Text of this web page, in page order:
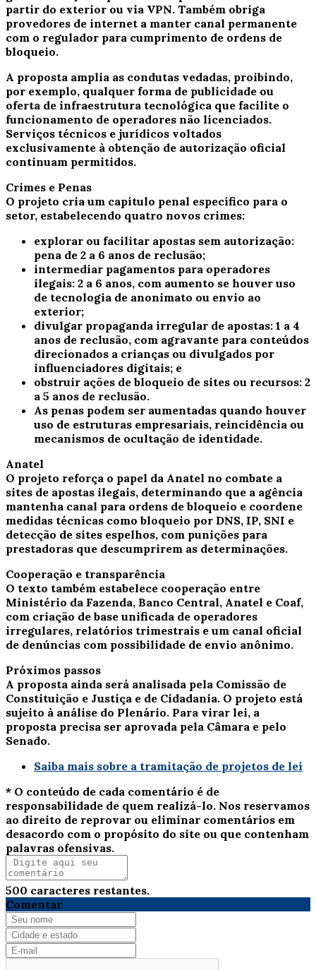
partir do exterior ou via VPN. Também obriga
provedores de internet a manter canal permanente
com o regulador para cumprimento de ordens de
bloqueio.
A proposta amplia as condutas vedadas, proibindo,
por exemplo, qualquer forma de publicidade ou
oferta de infraestrutura tecnológica que facilite o
funcionamento de operadores não licenciados.
Serviços técnicos e jurídicos voltados
exclusivamente à obtenção de autorização oficial
continuam permitidos.
Crimes e Penas
O projeto cria um capítulo penal específico para o
setor, estabelecendo quatro novos crimes:
explorar ou facilitar apostas sem autorização:
pena de 2 a 6 anos de reclusão;
intermediar pagamentos para operadores
ilegais: 2 a 6 anos, com aumento se houver uso
de tecnologia de anonimato ou envio ao
exterior;
divulgar propaganda irregular de apostas: 1 a 4
anos de reclusão, com agravante para conteúdos
direcionados a crianças ou divulgados por
influenciadores digitais; e
obstruir ações de bloqueio de sites ou recursos: 2
a 5 anos de reclusão.
As penas podem ser aumentadas quando houver
uso de estruturas empresariais, reincidência ou
mecanismos de ocultação de identidade.
Anatel
O projeto reforça o papel da Anatel no combate a
sites de apostas ilegais, determinando que a agência
mantenha canal para ordens de bloqueio e coordene
medidas técnicas como bloqueio por DNS, IP, SNI e
detecção de sites espelhos, com punições para
prestadoras que descumprirem as determinações.
Cooperação e transparência
O texto também estabelece cooperação entre
Ministério da Fazenda, Banco Central, Anatel e Coaf,
com criação de base unificada de operadores
irregulares, relatórios trimestrais e um canal oficial
de denúncias com possibilidade de envio anônimo.
Próximos passos
A proposta ainda será analisada pela Comissão de
Constituição e Justiça e de Cidadania. O projeto está
sujeito à análise do Plenário. Para virar lei, a
proposta precisa ser aprovada pela Câmara e pelo
Senado.
Saiba mais sobre a tramitação de projetos de lei
* O conteúdo de cada comentário é de
responsabilidade de quem realizá-lo. Nos reservamos
ao direito de reprovar ou eliminar comentários em
desacordo com o propósito do site ou que contenham
palavras ofensivas.
500 caracteres restantes.
Comentar